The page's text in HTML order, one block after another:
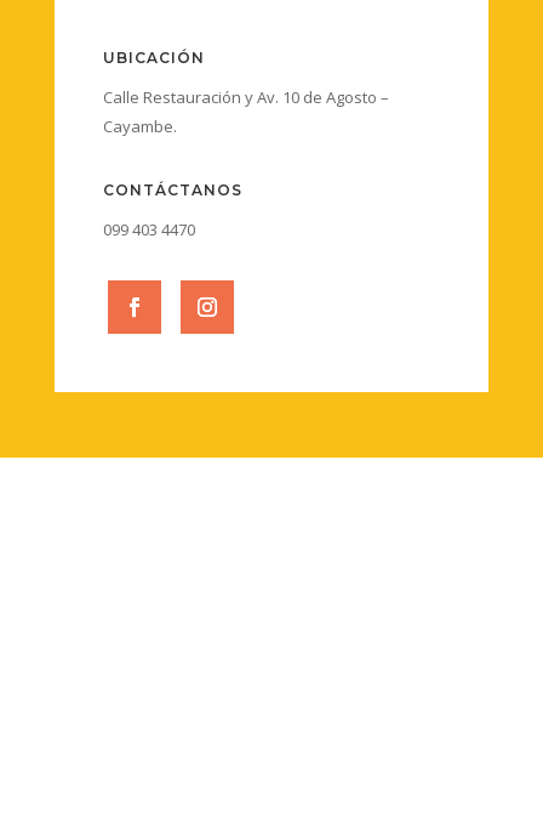
UBICACIÓN
Calle Restauración y Av. 10 de Agosto –
Cayambe.
CONTÁCTANOS
099 403 4470